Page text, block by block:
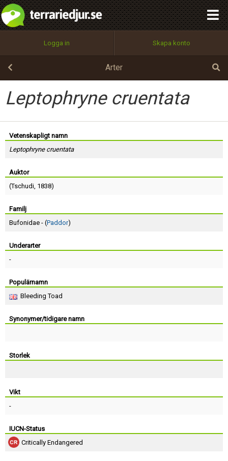
Logga in Skapa konto
Arter
Leptophryne cruentata
Vetenskapligt namn
Leptophryne cruentata
Auktor
(Tschudi, 1838)
Familj
Bufonidae - (Paddor)
Underarter
-
Populärnamn
Bleeding Toad
Synonymer/tidigare namn
Storlek
Vikt
-
IUCN-Status
Critically Endangered
Utför
100%
OK
integritetspolicy
Namn:
Epost:
Användarnamn:
Lösenord:
Terms of Service
Begär nytt lösenord
Tillbaka till förstasidan